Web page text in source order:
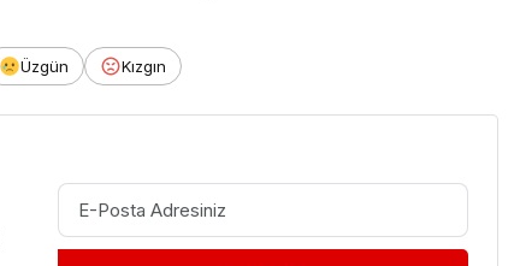
Üzgün Kızgın